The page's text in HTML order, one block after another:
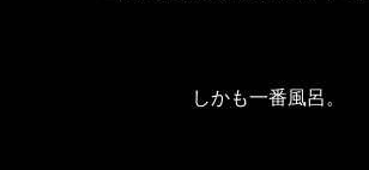
しかも一番風呂。